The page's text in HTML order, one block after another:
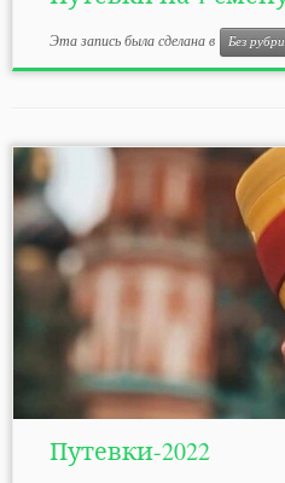
Эта запись была сделана в Без
Путевки-2022